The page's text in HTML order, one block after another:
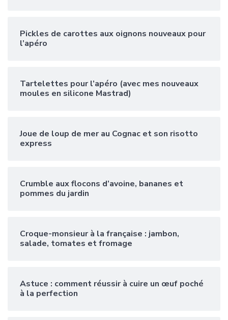
Pickles de carottes aux oignons nouveaux pour
l’apéro
Tartelettes pour l’apéro (avec mes nouveaux
moules en silicone Mastrad)
Joue de loup de mer au Cognac et son risotto
express
Crumble aux flocons d’avoine, bananes et
pommes du jardin
Croque-monsieur à la française : jambon,
salade, tomates et fromage
Astuce : comment réussir à cuire un œuf poché
à la perfection